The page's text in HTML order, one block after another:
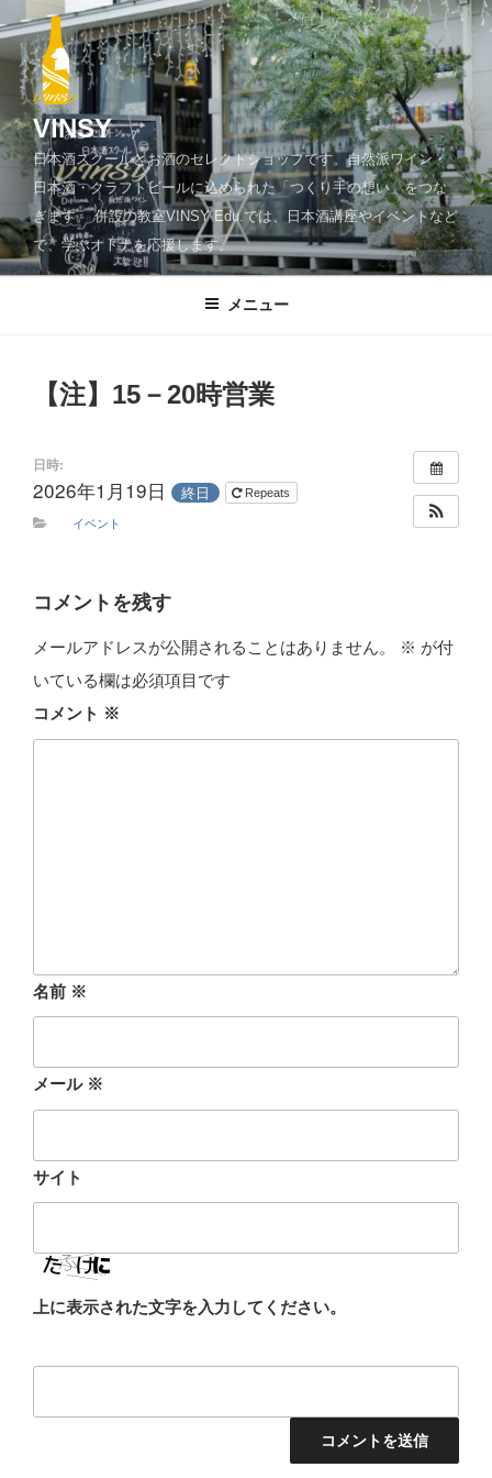
ン
ツ
へ
ッ
プ
VINSY
日本酒スクールとお酒のセレクトショップです。自然派ワイン・
日本酒・クラフトビールに込められた「つくり手の想い」をつな
ぎます。 併設の教室VINSY Edu.では、日本酒講座やイベントなど
で、学ぶオトナを応援します。
メニュー
【注】15－20時営業
日時:
2026年1月19日 終日 Repeats
イベント
コメントを残す
メールアドレスが公開されることはありません。 ※ が付
いている欄は必須項目です
コメント ※
名前 ※
メール ※
サイト
上に表示された文字を入力してください。